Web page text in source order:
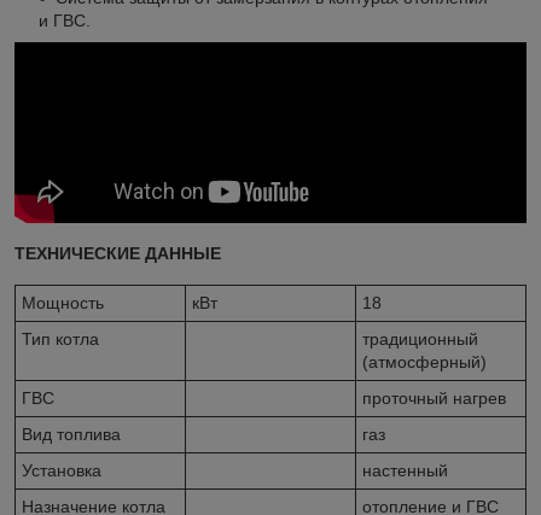
и ГВС.
ТЕХНИЧЕСКИЕ ДАННЫЕ
Мощность кВт
18
Тип котла
традиционный
(атмосферный)
ГВС
проточный нагрев
Вид топлива
газ
Установка
настенный
Назначение котла
отопление и ГВС